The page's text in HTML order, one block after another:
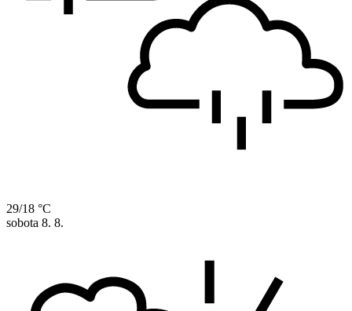
29/18 °C
sobota 8. 8.